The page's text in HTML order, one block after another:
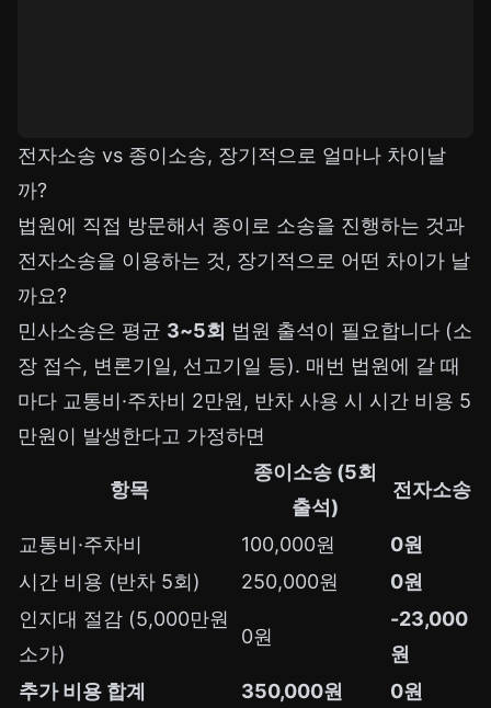
전자소송 vs 종이소송, 장기적으로 얼마나 차이날
까?
법원에 직접 방문해서 종이로 소송을 진행하는 것과
전자소송을 이용하는 것, 장기적으로 어떤 차이가 날
까요?
민사소송은 평균 3~5회 법원 출석이 필요합니다 (소
장 접수, 변론기일, 선고기일 등). 매번 법원에 갈 때
마다 교통비·주차비 2만원, 반차 사용 시 시간 비용 5
만원이 발생한다고 가정하면
항목
종이소송 (5회
출석)
전자소송
교통비·주차비 100,000원
0원
시간 비용 (반차 5회)
250,000원
0원
인지대 절감 (5,000만원
소가)
0원
-23,000
원
추가 비용 합계
350,000원
0원